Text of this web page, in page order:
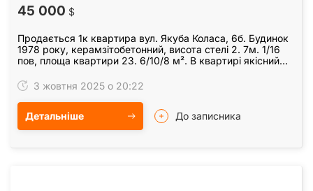
45 000 $
Продається 1к квартира вул. Якуба Коласа, 6б. Будинок
1978 року, керамзітобетонний, висота стелі 2. 7м. 1/16
пов, площа квартири 23. 6/10/8 м². В квартирі якісний
3 жовтня 2025 о 20:22
Детальніше До записника